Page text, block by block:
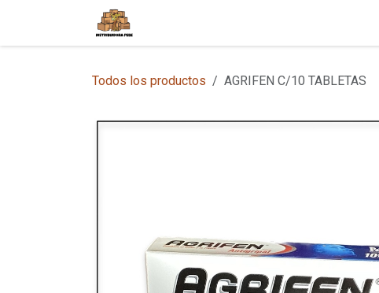
Todos los productos AGRIFEN C/10 TABLETAS